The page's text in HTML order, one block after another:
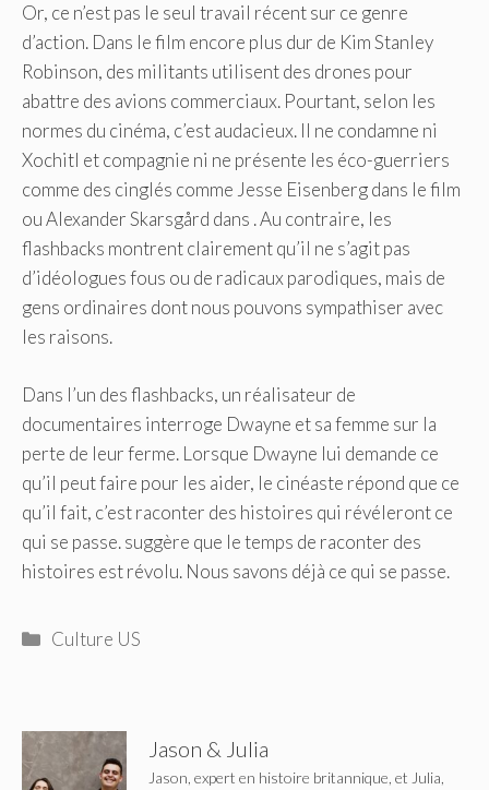
Or, ce n’est pas le seul travail récent sur ce genre
d’action. Dans le film encore plus dur de Kim Stanley
Robinson, des militants utilisent des drones pour
abattre des avions commerciaux. Pourtant, selon les
normes du cinéma, c’est audacieux. Il ne condamne ni
Xochitl et compagnie ni ne présente les éco-guerriers
comme des cinglés comme Jesse Eisenberg dans le film
ou Alexander Skarsgård dans . Au contraire, les
flashbacks montrent clairement qu’il ne s’agit pas
d’idéologues fous ou de radicaux parodiques, mais de
gens ordinaires dont nous pouvons sympathiser avec
les raisons.
Dans l’un des flashbacks, un réalisateur de
documentaires interroge Dwayne et sa femme sur la
perte de leur ferme. Lorsque Dwayne lui demande ce
qu’il peut faire pour les aider, le cinéaste répond que ce
qu’il fait, c’est raconter des histoires qui révéleront ce
qui se passe. suggère que le temps de raconter des
histoires est révolu. Nous savons déjà ce qui se passe.
Catégories
Culture US
Jason & Julia
Jason, expert en histoire britannique, et Julia,